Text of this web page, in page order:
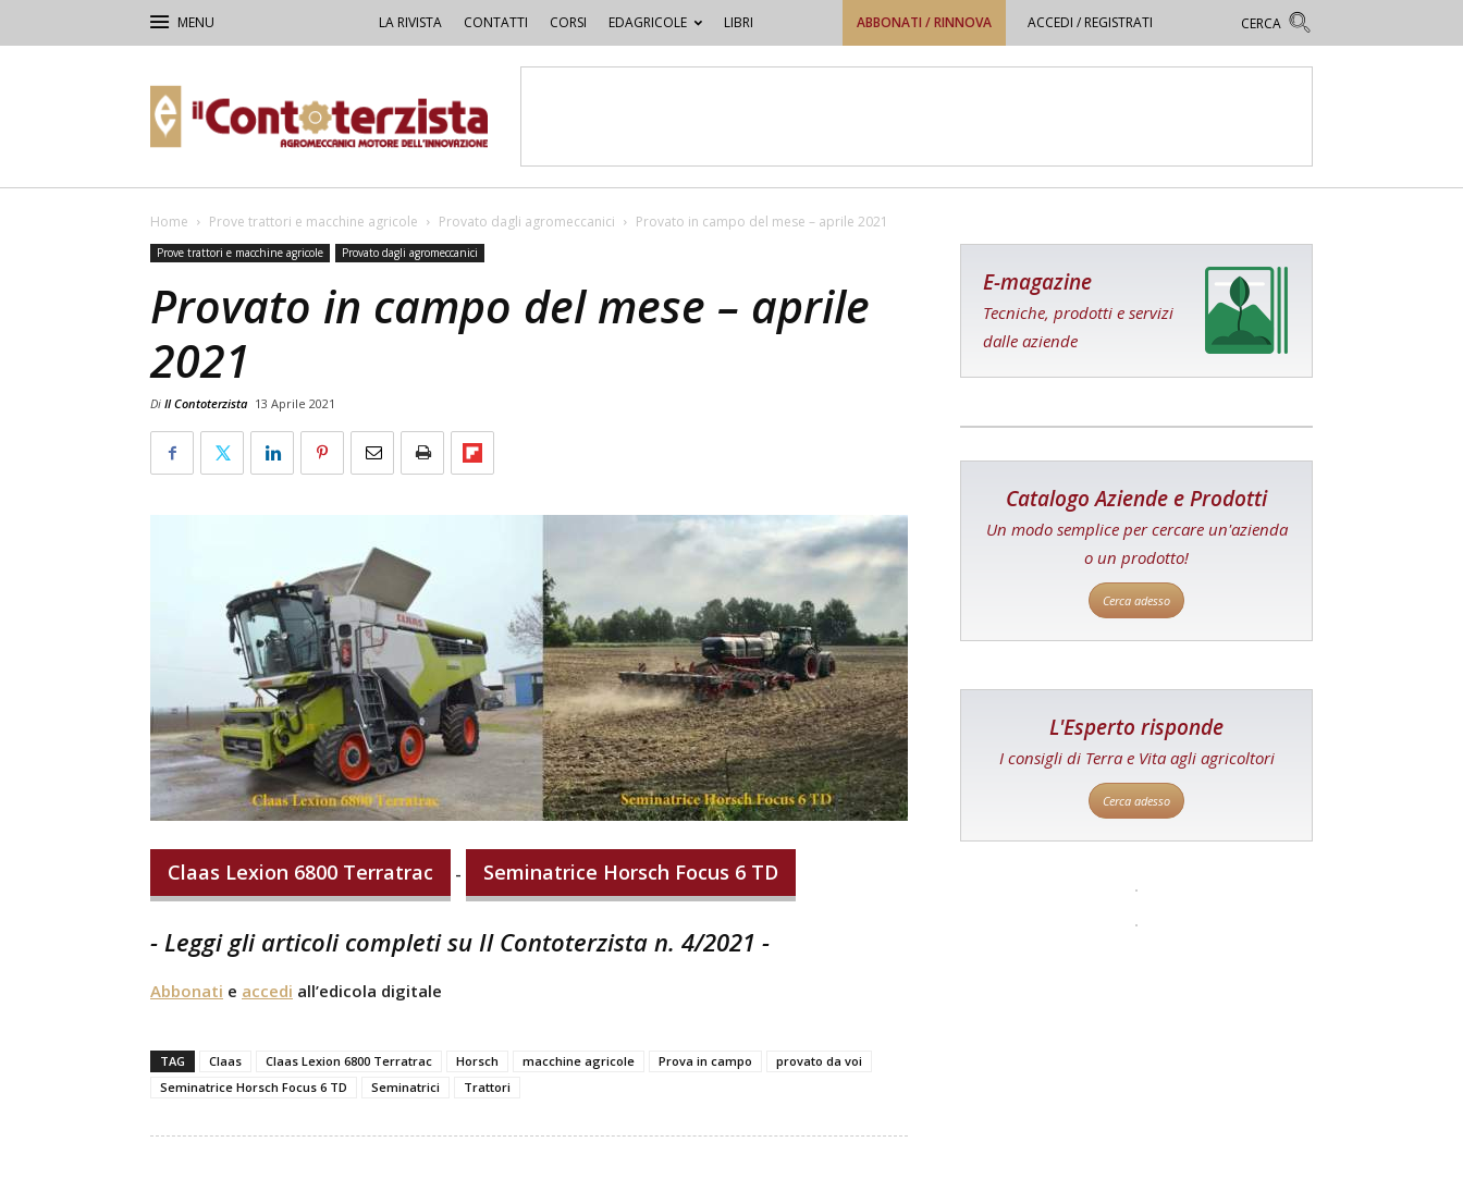
LA RIVISTA CONTATTI CORSI EDAGRICOLE LIBRI ABBONATI / RINNOVA ACCEDI / REGISTRATI
Contoterzista
Home Prove trattori e macchine agricole Provato dagli agromeccanici Provato in campo del mese – aprile 2021
Prove trattori e macchine agricole Provato dagli agromeccanici
Provato in campo del mese – aprile
2021
Di Il Contoterzista 13 Aprile 2021
Claas Lexion 6800 Terratrac - Seminatrice Horsch Focus 6 TD
- Leggi gli articoli completi su Il Contoterzista n. 4/2021 -
Abbonati e accedi all’edicola digitale
TAG Claas Claas Lexion 6800 Terratrac Horsch macchine agricole Prova in campo
provato da voi
Seminatrice Horsch Focus 6 TD
Seminatrici Trattori
E-magazine
Tecniche, prodotti e servizi
dalle aziende
Catalogo Aziende e Prodotti
Un modo semplice per cercare un'azienda
o un prodotto!
Cerca adesso
L'Esperto risponde
I consigli di Terra e Vita agli agricoltori
Cerca adesso